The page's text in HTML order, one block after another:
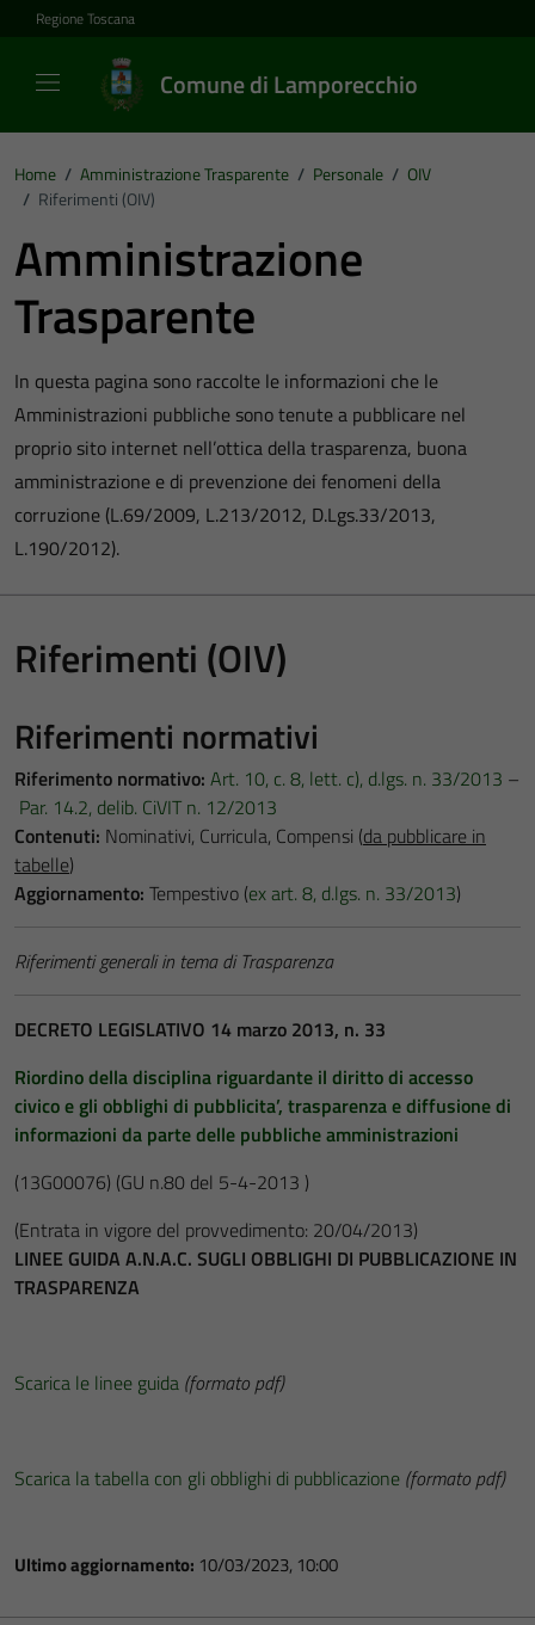
Vai ai contenuti
Vai al footer
Regione Toscana
Comune di Lamporecchio
Home / Amministrazione Trasparente / Personale / OIV
/ Riferimenti (OIV)
Amministrazione
Trasparente
In questa pagina sono raccolte le informazioni che le
Amministrazioni pubbliche sono tenute a pubblicare nel
proprio sito internet nell’ottica della trasparenza, buona
amministrazione e di prevenzione dei fenomeni della
corruzione (L.69/2009, L.213/2012, D.Lgs.33/2013,
L.190/2012).
Riferimenti (OIV)
Riferimenti normativi
Riferimento normativo: Art. 10, c. 8, lett. c), d.lgs. n. 33/2013 –
Par. 14.2, delib. CiVIT n. 12/2013
Contenuti: Nominativi, Curricula, Compensi (da pubblicare in
tabelle)
Aggiornamento: Tempestivo (ex art. 8, d.lgs. n. 33/2013)
Riferimenti generali in tema di Trasparenza
DECRETO LEGISLATIVO 14 marzo 2013, n. 33
Riordino della disciplina riguardante il diritto di accesso
civico e gli obblighi di pubblicita’, trasparenza e diffusione di
informazioni da parte delle pubbliche amministrazioni
(13G00076) (GU n.80 del 5-4-2013 )
(Entrata in vigore del provvedimento: 20/04/2013)
LINEE GUIDA A.N.A.C. SUGLI OBBLIGHI DI PUBBLICAZIONE IN
TRASPARENZA
Scarica le linee guida (formato pdf)
Scarica la tabella con gli obblighi di pubblicazione (formato pdf)
Ultimo aggiornamento: 10/03/2023, 10:00